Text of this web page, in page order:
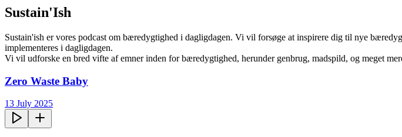
Sustain'Ish
Sustain'ish er vores podcast om bæredygtighed i dagligdagen. Vi vil forsøge at inspirere dig til nye
implementeres i dagligdagen.
Vi vil udforske en bred vifte af emner inden for bæredygtighed, herunder genbrug, madspild, og meget
Zero Waste Baby
13 July 2025